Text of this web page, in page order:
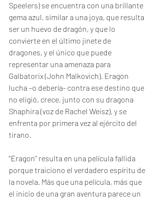
Speelers) se encuentra con una brillante
gema azul, similar a una joya, que resulta
ser un huevo de dragón, y que lo
convierte en el último jinete de
dragones, y el único que puede
representar una amenaza para
Galbatorix (John Malkovich). Eragon
lucha –o debería- contra ese destino que
no eligió, crece, junto con su dragona
Shaphira (voz de Rachel Weisz), y se
enfrenta por primera vez al ejército del
tirano.
“Eragon” resulta en una película fallida
porque traiciono el verdadero espíritu de
la novela. Más que una película, más que
el inicio de una gran aventura parece un